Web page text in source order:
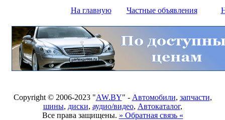
На главную Частные объявления
Copyright © 2006-2023 "AW.BY" - Автомобили, запчасти,
шины, диски, аудио/видео, Автокаталог,
Все права защищены. » Обратная связь «